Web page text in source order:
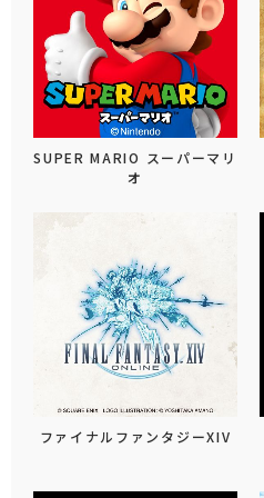
SUPER MARIO スーパーマリ
オ
ファイナルファンタジーXIV